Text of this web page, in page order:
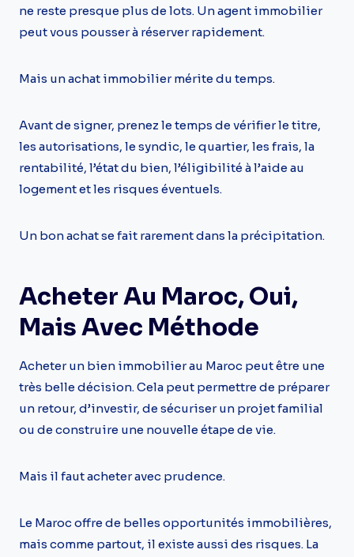
ne reste presque plus de lots. Un agent immobilier
peut vous pousser à réserver rapidement.
Mais un achat immobilier mérite du temps.
Avant de signer, prenez le temps de vérifier le titre,
les autorisations, le syndic, le quartier, les frais, la
rentabilité, l’état du bien, l’éligibilité à l’aide au
logement et les risques éventuels.
Un bon achat se fait rarement dans la précipitation.
Acheter Au Maroc, Oui,
Mais Avec Méthode
Acheter un bien immobilier au Maroc peut être une
très belle décision. Cela peut permettre de préparer
un retour, d’investir, de sécuriser un projet familial
ou de construire une nouvelle étape de vie.
Mais il faut acheter avec prudence.
Le Maroc offre de belles opportunités immobilières,
mais comme partout, il existe aussi des risques. La